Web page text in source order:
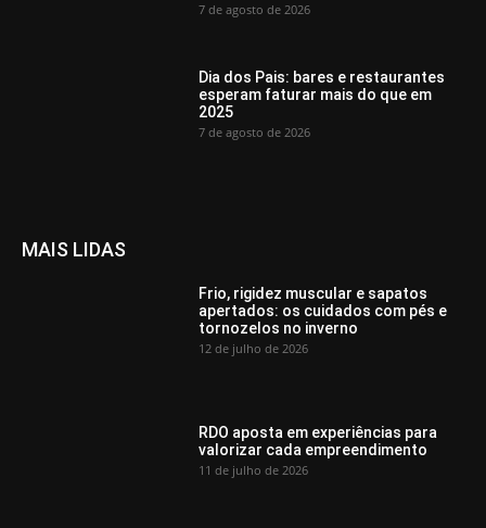
7 de agosto de 2026
Dia dos Pais: bares e restaurantes
esperam faturar mais do que em
2025
7 de agosto de 2026
MAIS LIDAS
Frio, rigidez muscular e sapatos
apertados: os cuidados com pés e
tornozelos no inverno
12 de julho de 2026
RDO aposta em experiências para
valorizar cada empreendimento
11 de julho de 2026